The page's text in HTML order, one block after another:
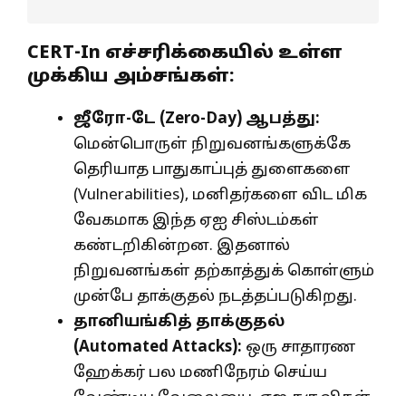
CERT-In எச்சரிக்கையில் உள்ள
முக்கிய அம்சங்கள்:
ஜீரோ-டே (Zero-Day) ஆபத்து:
மென்பொருள் நிறுவனங்களுக்கே
தெரியாத பாதுகாப்புத் துளைகளை
(Vulnerabilities), மனிதர்களை விட மிக
வேகமாக இந்த ஏஐ சிஸ்டம்கள்
கண்டறிகின்றன. இதனால்
நிறுவனங்கள் தற்காத்துக் கொள்ளும்
முன்பே தாக்குதல் நடத்தப்படுகிறது.
தானியங்கித் தாக்குதல்
(Automated Attacks): ஒரு சாதாரண
ஹேக்கர் பல மணிநேரம் செய்ய